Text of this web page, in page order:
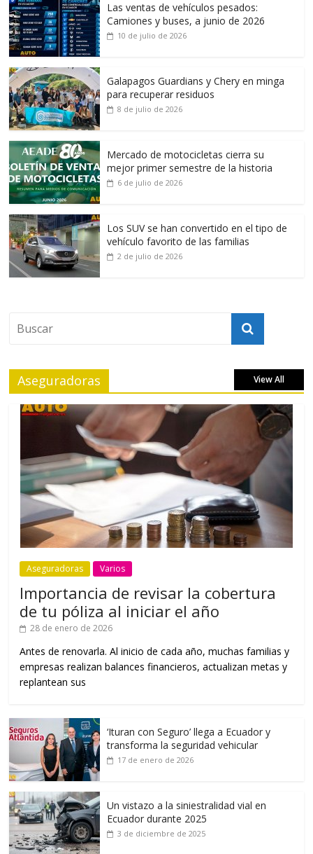
Las ventas de vehículos pesados:
Camiones y buses, a junio de 2026
10 de julio de 2026
Galapagos Guardians y Chery en minga
para recuperar residuos
8 de julio de 2026
Mercado de motocicletas cierra su
mejor primer semestre de la historia
6 de julio de 2026
Los SUV se han convertido en el tipo de
vehículo favorito de las familias
2 de julio de 2026
Aseguradoras View All
Aseguradoras Varios
Importancia de revisar la cobertura
de tu póliza al iniciar el año
28 de enero de 2026
Antes de renovarla. Al inicio de cada año, muchas familias y
empresas realizan balances financieros, actualizan metas y
replantean sus
‘Ituran con Seguro’ llega a Ecuador y
transforma la seguridad vehicular
17 de enero de 2026
Un vistazo a la siniestralidad vial en
Ecuador durante 2025
3 de diciembre de 2025